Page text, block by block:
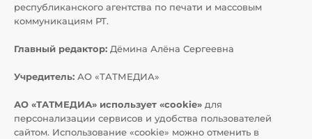
республиканского агентства по печати и массовым
коммуникациям РТ.
Главный редактор: Дёмина Алёна Сергеевна
Учредитель: АО «ТАТМЕДИА»
АО «ТАТМЕДИА» использует «cookie» для
персонализации сервисов и удобства пользователей
сайтом. Использование «cookie» можно отменить в